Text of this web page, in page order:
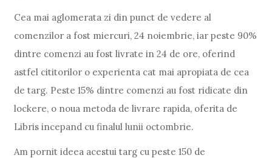
Cea mai aglomerata zi din punct de vedere al
comenzilor a fost miercuri, 24 noiembrie, iar peste 90%
dintre comenzi au fost livrate in 24 de ore, oferind
astfel cititorilor o experienta cat mai apropiata de cea
de targ. Peste 15% dintre comenzi au fost ridicate din
lockere, o noua metoda de livrare rapida, oferita de
Libris incepand cu finalul lunii octombrie.
Am pornit ideea acestui targ cu peste 150 de